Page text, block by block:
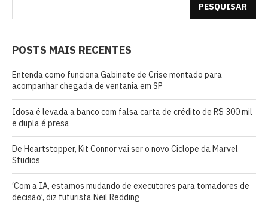
PESQUISAR
POSTS MAIS RECENTES
Entenda como funciona Gabinete de Crise montado para
acompanhar chegada de ventania em SP
Idosa é levada a banco com falsa carta de crédito de R$ 300 mil
e dupla é presa
De Heartstopper, Kit Connor vai ser o novo Ciclope da Marvel
Studios
‘Com a IA, estamos mudando de executores para tomadores de
decisão’, diz futurista Neil Redding